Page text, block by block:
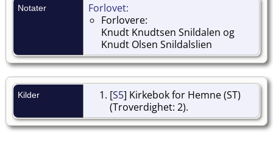
Notater
Forlovet:
Forlovere:
Knudt Knudtsen Snildalen og
Knudt Olsen Snildalslien
Kilder [S5] Kirkebok for Hemne (ST)
(Troverdighet: 2).